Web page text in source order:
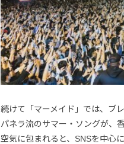
続けて「マーメイド」では、ブ
パネラ流のサマー・ソングが、
空気に包まれると、SNSを中心